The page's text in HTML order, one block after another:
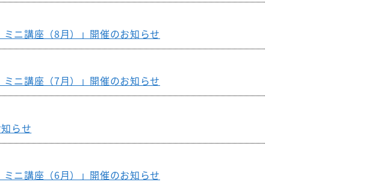
フロアマップ
栄養科
ター
看護部
ター
相談窓口
ーム
退院支援チーム
認知症ケアチーム
心臓リハビリテーションチーム
ニ講座（8月）」開催のお知らせ
ニ講座（7月）」開催のお知らせ
らせ
ニ講座（6月）」開催のお知らせ